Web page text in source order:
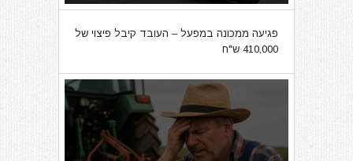
פגיעה ממכונה במפעל – העובד קיבל פיצוי של
410,000 ש"ח